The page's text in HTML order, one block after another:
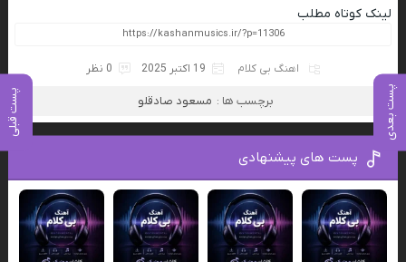
پست بعدی پست قبلی
لینک کوتاه مطلب
اهنگ بی کلام 19 اکتبر 2025 0 نظر
برچسب ها : مسعود صادقلو
پست های پیشنهادی